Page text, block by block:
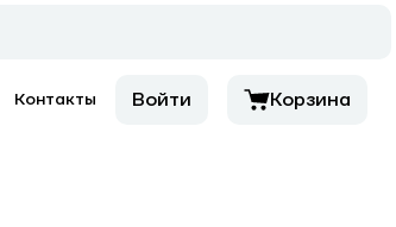
Контакты Войти Корзина